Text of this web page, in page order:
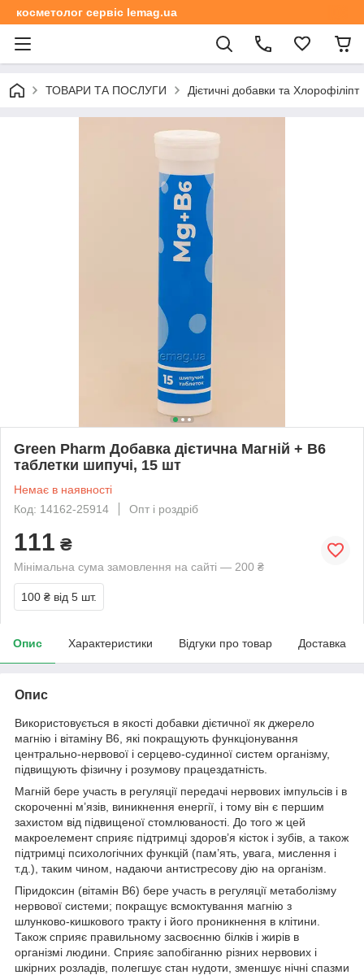
косметолог сервіс lemag.ua
ТОВАРИ ТА ПОСЛУГИ Дієтичні добавки та Хлорофіліпт
Green Pharm Добавка дієтична Магній + В6
таблетки шипучі, 15 шт
Немає в наявності
Код: 14162-25914
Опт і роздріб
111 ₴
Мінімальна сума замовлення на сайті — 200 ₴
100 ₴ від 5 шт.
Опис Характеристики Відгуки про товар Доставка
Опис
Використовується в якості добавки дієтичної як джерело
магнію і вітаміну В6, які покращують функціонування
центрально-нервової і серцево-судинної систем організму,
підвищують фізичну і розумову працездатність.
Магній бере участь в регуляції передачі нервових імпульсів і в
скороченні м’язів, виникнення енергії, і тому він є першим
захистом від підвищеної стомлюваності. До того ж цей
макроелемент сприяє підтримці здоров’я кісток і зубів, а також
підтримці психологічних функцій (пам’ять, увага, мислення і
т.д.), таким чином, надаючи антистресову дію на організм.
Піридоксин (вітамін В6) бере участь в регуляції метаболізму
нервової системи; покращує всмоктування магнію з
шлунково-кишкового тракту і його проникнення в клітини.
Також сприяє правильному засвоєнню білків і жирів в
організмі людини. Сприяє запобіганню різних нервових і
шкірних розладів, полегшує стан нудоти, зменшує нічні спазми